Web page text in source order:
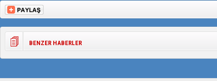
BENZER HABERLER